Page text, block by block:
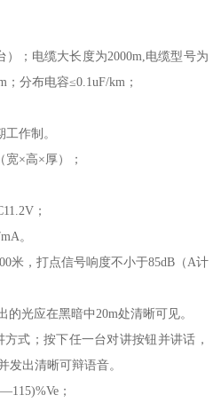
；电缆大长度为2000m,电缆型号为
分布电容≤0.1uF/km；
作制。
×高×厚）；
；
。
，打点信号响度不小于85dB（A计
应在黑暗中20m处清晰可见。
式；按下任一台对讲按钮并讲话，
发出清晰可辩语音。
；